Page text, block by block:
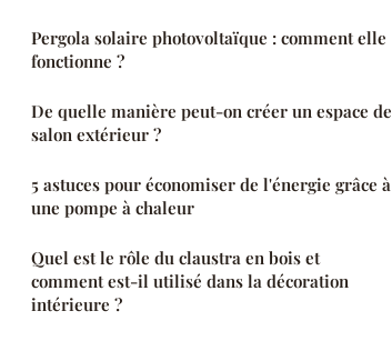
Pergola solaire photovoltaïque : comment elle
fonctionne ?
De quelle manière peut-on créer un espace de
salon extérieur ?
5 astuces pour économiser de l'énergie grâce à
une pompe à chaleur
Quel est le rôle du claustra en bois et
comment est-il utilisé dans la décoration
intérieure ?